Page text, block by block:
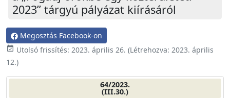
2023” tárgyú pályázat kiírásáról
Megosztás Facebook-on
event_available Utolsó frissítés: 2023. április 26. (Létrehozva: 2023. április
12.)
64/2023.
(III.30.)